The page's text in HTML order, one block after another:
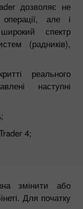
дозволяє не
але і
спектр
(радників),
реального
наступні
4;
змінити або
Для початку